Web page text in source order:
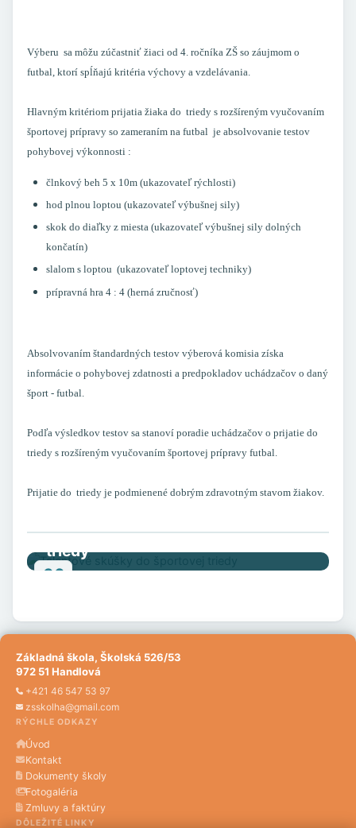
Výberu sa môžu zúčastniť žiaci od 4. ročníka ZŠ so záujmom o
futbal, ktorí spĺňajú kritéria výchovy a vzdelávania.
Hlavným kritériom prijatia žiaka do triedy s rozšíreným vyučovaním
športovej prípravy so zameraním na futbal je absolvovanie testov
pohybovej výkonnosti :
člnkový beh 5 x 10m (ukazovateľ rýchlosti)
hod plnou loptou (ukazovateľ výbušnej sily)
skok do diaľky z miesta (ukazovateľ výbušnej sily dolných
končatín)
slalom s loptou (ukazovateľ loptovej techniky)
prípravná hra 4 : 4 (herná zručnosť)
Absolvovaním štandardných testov výberová komisia získa
informácie o pohybovej zdatnosti a predpokladov uchádzačov o daný
šport - futbal.
Podľa výsledkov testov sa stanoví poradie uchádzačov o prijatie do
triedy s rozšíreným vyučovaním športovej prípravy futbal.
Prijatie do triedy je podmienené dobrým zdravotným stavom žiakov.
06
Talentové skúšky do športovej
triedy
Základná škola, Školská 526/53
972 51 Handlová
+421 46 547 53 97
zsskolha@gmail.com
RÝCHLE ODKAZY
Úvod
Kontakt
Dokumenty školy
Fotogaléria
Zmluvy a faktúry
DÔLEŽITÉ LINKY